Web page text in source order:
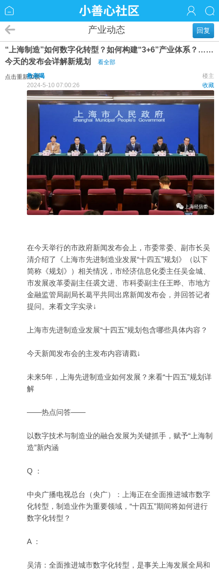
回复
产业动态
“上海制造”如何数字化转型？如何构建“3+6”产业体系？……
今天的发布会详解新规划
看全部
点击重新加载 楼主
救亲喝
收藏
2024-5-10 07:00:26
在今天举行的市政府新闻发布会上，市委常委、副市长吴
清介绍了《 上海市先进制造业发展“十四五”规划》（以下
简称《规划》）相关情况，市经济信息化委主任吴金城、
市发展改革委副主任裘文进、市科委副主任王晔、市地方
金融监管局副局长葛平共同出席新闻发布会，并回答记者
提问。来看文字实录↓
上海市先进制造业发展“十四五”规划包含哪些具体内容？
今天新闻发布会的主发布内容请戳↓
未来5年，上海先进制造业如何发展？来看“十四五”规划详
解
——热点问答——
以数字技术与制造业的融合发展为关键抓手，赋予“上海制
造”新内涵
Q ：
中央广播电视总台（央广）：上海正在全面推进城市数字
化转型，制造业作为重要领域，“十四五”期间将如何进行
数字化转型？
A ：
吴清：全面推进城市数字化转型，是事关上海发展全局和